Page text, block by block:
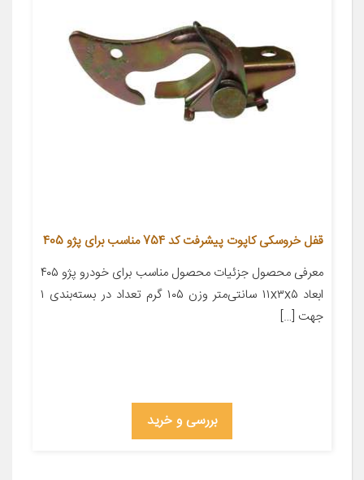
قفل خروسکی کاپوت پیشرفت کد 754 مناسب برای پژو 405
معرفی محصول جزئیات محصول مناسب برای خودرو پژو ۴۰۵
ابعاد ۱۱x۳x۵ سانتی‌متر وزن ۱۰۵ گرم تعداد در بسته‌بندی ۱
جهت […]
بررسی و خرید